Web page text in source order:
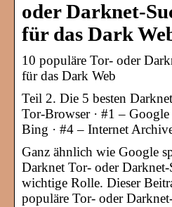
oder Darknet-
für das Dark
10 populäre Tor- oder
für das Dark Web
Teil 2. Die 5 besten
Tor-Browser · #1 – Google
Bing · #4 – Internet
Ganz ähnlich wie Google
Darknet Tor- oder Darknet-
wichtige Rolle. Dieser
populäre Tor- oder